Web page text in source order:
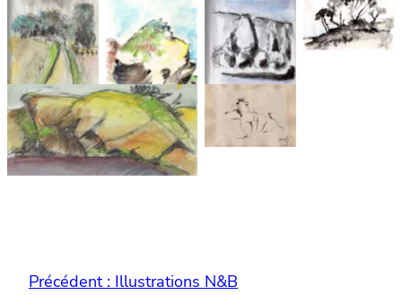
Bourgogne
2015
15×21 cm
Plage de
Bonifacio
2018
21×15 cm
La Seine
Normandie
2012
13×21 cm
Belle Ile en mer 2012
13×21 cm
Arbres
2012
Vision
Corse
Précédent : Illustrations N&B